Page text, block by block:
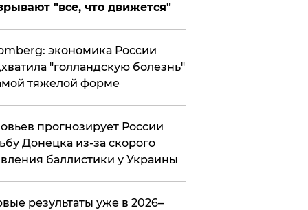
"все, что движется"
экономика России
"голландскую болезнь"
тяжелой форме
прогнозирует России
Донецка из-за скорого
баллистики у Украины
результаты уже в 2026–